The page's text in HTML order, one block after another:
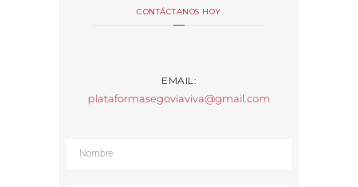
CONTÁCTANOS HOY
EMAIL:
plataformasegoviaviva@gmail.com